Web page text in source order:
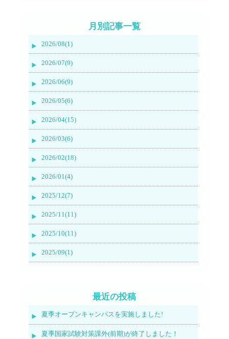
月別記事一覧
2026/08(1)
2026/07(9)
2026/06(9)
2026/05(6)
2026/04(15)
2026/03(6)
2026/02(18)
2026/01(4)
2025/12(7)
2025/11(11)
2025/10(11)
2025/09(1)
最近の投稿
夏季オープンキャンパスを実施しました!
夏季国家試験対策課外(前期)が終了しました！